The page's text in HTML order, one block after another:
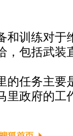
训练对于
，包括武装
任务主要
里政府的工